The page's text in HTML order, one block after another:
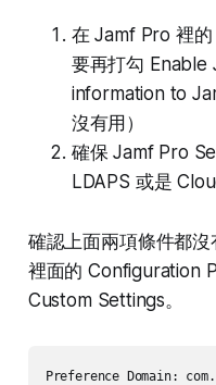
在 Jamf Pro 裡
要再打勾
information to
沒有用）
確保 Jamf Pro
LDAPS 或是
確認上面兩項條件都
裡面的 Configuration
Custom Settings。
Preference Domain: